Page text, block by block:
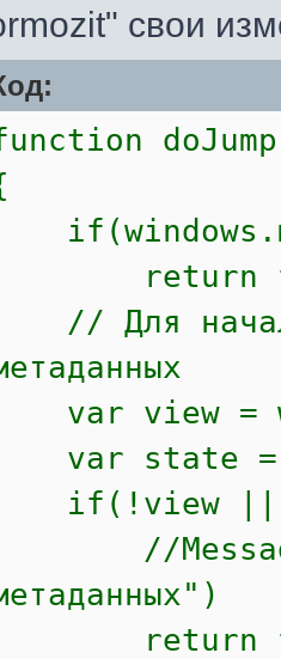
свои
return
// Для
var view =
var state =
if(!view ||
//
return